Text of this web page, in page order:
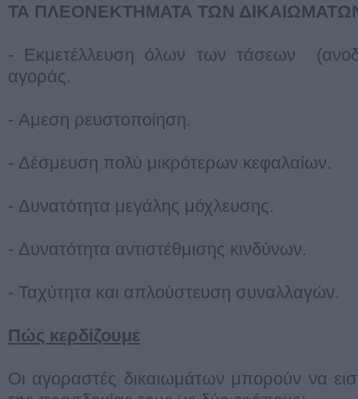
ΤΑ ΠΛΕOΝΕΚΤΗΜΑΤΑ ΤΩΝ
- Εκμετέλλευση όλων των τάσεων
αγοράς.
- Αμεση ρευστοποίηση.
- Δέσμευση πολύ μικρότερων κεφαλαίων.
- Δυνατότητα μεγάλης μόχλευσης.
- Δυνατότητα αντιστέθμισης κινδύνων.
- Ταχύτητα και απλούστευση συναλλαγών.
Πώς κερδίζουμε
Oι αγοραστές δικαιωμάτων μπορούν να